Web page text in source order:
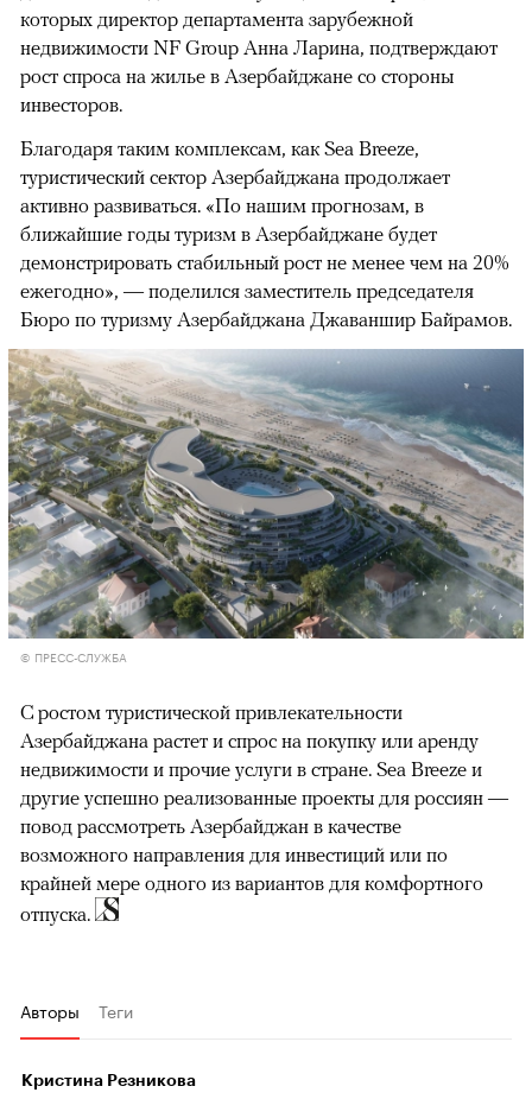
которых директор департамента зарубежной
недвижимости NF Group Анна Ларина, подтверждают
рост спроса на жилье в Азербайджане со стороны
инвесторов.
Благодаря таким комплексам, как Sea Breeze,
туристический сектор Азербайджана продолжает
активно развиваться. «По нашим прогнозам, в
ближайшие годы туризм в Азербайджане будет
демонстрировать стабильный рост не менее чем на 20%
ежегодно», — поделился заместитель председателя
Бюро по туризму Азербайджана Джаваншир Байрамов.
© ПРЕСС-СЛУЖБА
С ростом туристической привлекательности
Азербайджана растет и спрос на покупку или аренду
недвижимости и прочие услуги в стране. Sea Breeze и
другие успешно реализованные проекты для россиян —
повод рассмотреть Азербайджан в качестве
возможного направления для инвестиций или по
крайней мере одного из вариантов для комфортного
отпуска.
Авторы Теги
Кристина Резникова